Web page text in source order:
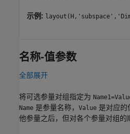
示例:
名称-值参数
全部展开
将可选参量对组指定为
Name 是参量名称， Value 是对应
他参量之后，但对各个参量对组的